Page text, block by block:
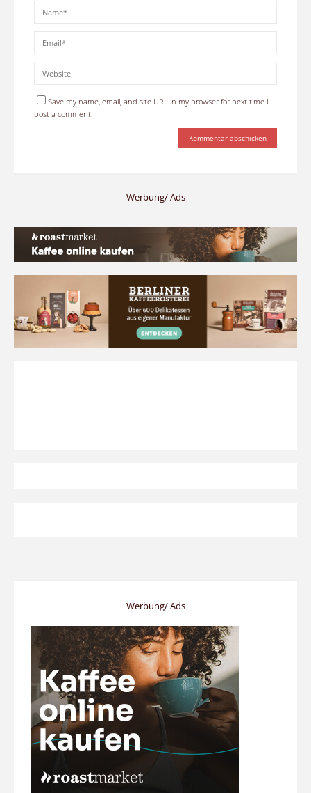
Save my name, email, and site URL in my browser for next time I
post a comment.
Werbung/ Ads
Werbung/ Ads